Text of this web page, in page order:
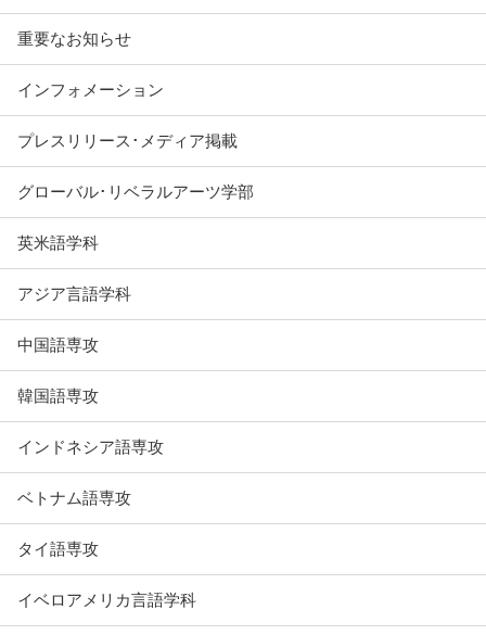
重要なお知らせ
インフォメーション
プレスリリース･メディア掲載
グローバル･リベラルアーツ学部
英米語学科
アジア言語学科
中国語専攻
韓国語専攻
インドネシア語専攻
ベトナム語専攻
タイ語専攻
イベロアメリカ言語学科